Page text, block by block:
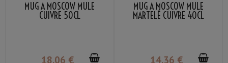
MUG À MOSCOW MULE
CUIVRE 50CL
18.06 €
MUG À MOSCOW MULE
MARTELÉ CUIVRE 40CL
14.36 €